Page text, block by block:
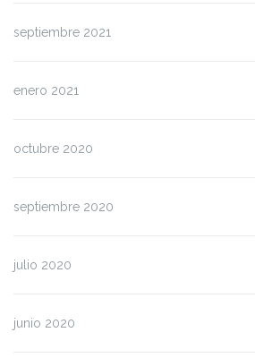
septiembre 2021
enero 2021
octubre 2020
septiembre 2020
julio 2020
junio 2020